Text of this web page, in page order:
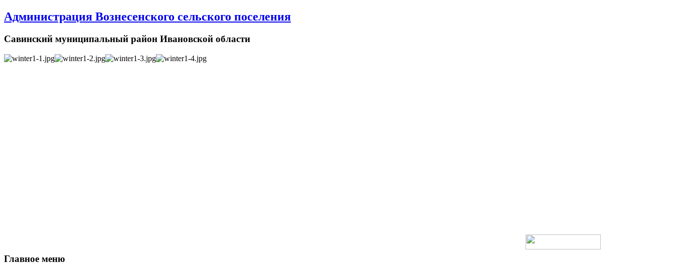
Администрация Вознесенского сельского поселения
Савинский муниципальный район Ивановской области
Главное меню